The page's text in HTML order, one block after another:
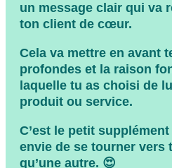
un message clair qui va
ton client de cœur.
Cela va mettre en avant
profondes et la raison
laquelle tu as choisi de
produit ou service.
C’est le petit supplément
envie de se tourner vers
qu’une autre. 😍